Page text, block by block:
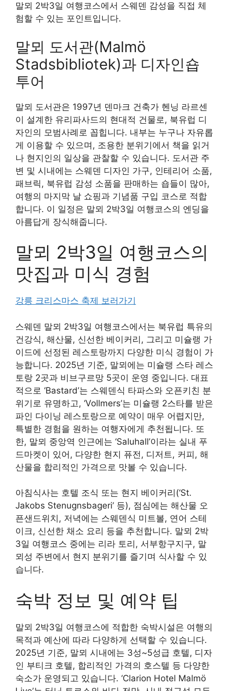
말뫼 2박3일 여행코스에서 스웨덴 감성을 직접 체
험할 수 있는 포인트입니다.
말뫼 도서관(Malmö
Stadsbibliotek)과 디자인숍
투어
말뫼 도서관은 1997년 덴마크 건축가 헨닝 라르센
이 설계한 유리파사드의 현대적 건물로, 북유럽 디
자인의 모범사례로 꼽힙니다. 내부는 누구나 자유롭
게 이용할 수 있으며, 조용한 분위기에서 책을 읽거
나 현지인의 일상을 관찰할 수 있습니다. 도서관 주
변 및 시내에는 스웨덴 디자인 가구, 인테리어 소품,
패브릭, 북유럽 감성 소품을 판매하는 숍들이 많아,
여행의 마지막 날 쇼핑과 기념품 구입 코스로 적합
합니다. 이 일정은 말뫼 2박3일 여행코스의 엔딩을
아름답게 장식해줍니다.
말뫼 2박3일 여행코스의
맛집과 미식 경험
강릉 크리스마스 축제 보러가기
스웨덴 말뫼 2박3일 여행코스에서는 북유럽 특유의
건강식, 해산물, 신선한 베이커리, 그리고 미슐랭 가
이드에 선정된 레스토랑까지 다양한 미식 경험이 가
능합니다. 2025년 기준, 말뫼에는 미슐랭 스타 레스
토랑 2곳과 비브구르망 5곳이 운영 중입니다. 대표
적으로 ‘Bastard’는 스웨덴식 타파스와 오픈키친 분
위기로 유명하고, ‘Vollmers’는 미슐랭 2스타를 받은
파인 다이닝 레스토랑으로 예약이 매우 어렵지만,
특별한 경험을 원하는 여행자에게 추천됩니다. 또
한, 말뫼 중앙역 인근에는 ‘Saluhall’이라는 실내 푸
드마켓이 있어, 다양한 현지 퓨전, 디저트, 커피, 해
산물을 합리적인 가격으로 맛볼 수 있습니다.
아침식사는 호텔 조식 또는 현지 베이커리(‘St.
Jakobs Stenugnsbageri’ 등), 점심에는 해산물 오
픈샌드위치, 저녁에는 스웨덴식 미트볼, 연어 스테
이크, 신선한 채소 요리 등을 추천합니다. 말뫼 2박
3일 여행코스 중에는 리라 토리, 서부항구지구, 말
뫼성 주변에서 현지 분위기를 즐기며 식사할 수 있
습니다.
숙박 정보 및 예약 팁
말뫼 2박3일 여행코스에 적합한 숙박시설은 여행의
목적과 예산에 따라 다양하게 선택할 수 있습니다.
2025년 기준, 말뫼 시내에는 3성~5성급 호텔, 디자
인 부티크 호텔, 합리적인 가격의 호스텔 등 다양한
숙소가 운영되고 있습니다. ‘Clarion Hotel Malmö